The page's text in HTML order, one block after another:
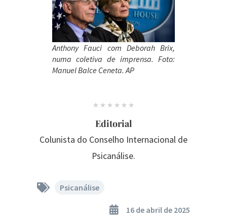
Anthony Fauci com Deborah Brix,
numa coletiva de imprensa. Foto:
Manuel Balce Ceneta. AP
Editorial
Colunista do Conselho Internacional de
Psicanálise.
Psicanálise
16 de abril de 2025